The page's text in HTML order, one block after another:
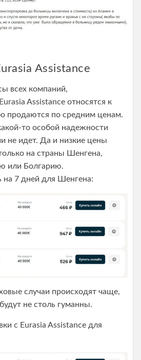
Assistance
всех компаний,
Assistance относятся к
продаются по средним ценам.
то особой надежности
не идет. Да и низкие цены
на страны Шенгена,
или Болгарию.
на 7 дней для Шенгена:
случаи происходят чаще,
не столь гуманны.
с Eurasia Assistance для